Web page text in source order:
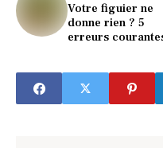
Votre figuier ne
donne rien ? 5
erreurs